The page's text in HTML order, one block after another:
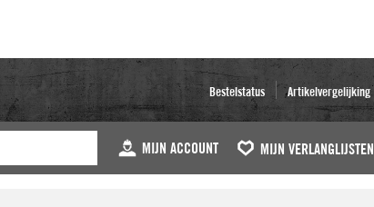
Bestelstatus Artikelvergelijking
MIJN ACCOUNT MIJN VERLANGLIJSTEN